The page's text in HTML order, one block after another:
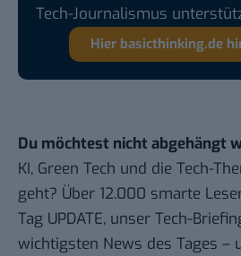
Tech-Journalismus
Hier basicthinking.de
Du möchtest nicht abgehängt
KI, Green Tech und die Tech-
geht? Über 12.000 smarte
Tag UPDATE, unser Tech-
wichtigsten News des Tages –